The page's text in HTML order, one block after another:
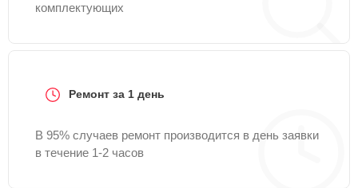
комплектующих
Ремонт за 1 день
В 95% случаев ремонт производится в день заявки
в течение 1-2 часов